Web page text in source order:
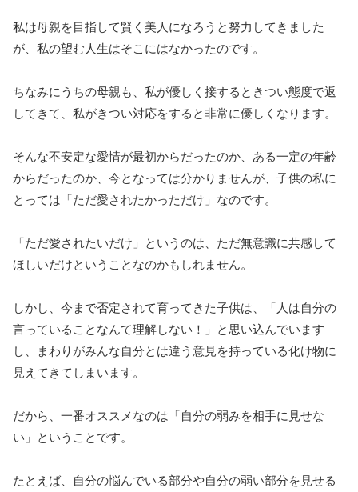
私は母親を目指して賢く美人になろうと努力してきました
が、私の望む人生はそこにはなかったのです。
ちなみにうちの母親も、私が優しく接するときつい態度で返
してきて、私がきつい対応をすると非常に優しくなります。
そんな不安定な愛情が最初からだったのか、ある一定の年齢
からだったのか、今となっては分かりませんが、子供の私に
とっては「ただ愛されたかっただけ」なのです。
「ただ愛されたいだけ」というのは、ただ無意識に共感して
ほしいだけということなのかもしれません。
しかし、今まで否定されて育ってきた子供は、「人は自分の
言っていることなんて理解しない！」と思い込んでいます
し、まわりがみんな自分とは違う意見を持っている化け物に
見えてきてしまいます。
だから、一番オススメなのは「自分の弱みを相手に見せな
い」ということです。
たとえば、自分の悩んでいる部分や自分の弱い部分を見せる